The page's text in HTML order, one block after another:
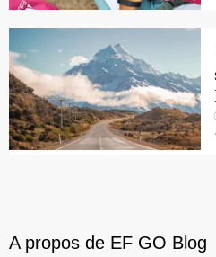
A propos de EF GO Blog